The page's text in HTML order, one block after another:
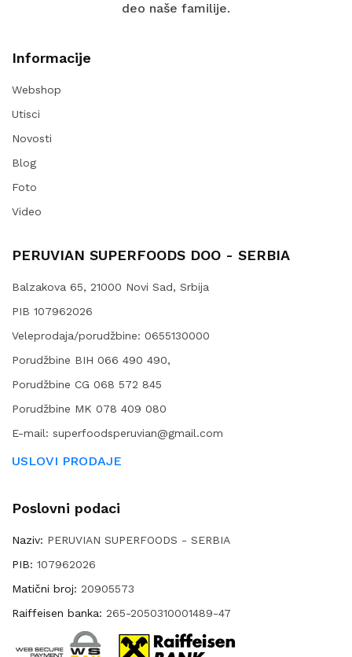
deo naše familije.
Informacije
Webshop
Utisci
Novosti
Blog
Foto
Video
PERUVIAN SUPERFOODS DOO - SERBIA
Balzakova 65, 21000 Novi Sad, Srbija
PIB 107962026
Veleprodaja/porudžbine: 0655130000
Porudžbine BIH 066 490 490,
Porudžbine CG 068 572 845
Porudžbine MK 078 409 080
E-mail: superfoodsperuvian@gmail.com
USLOVI PRODAJE
Poslovni podaci
Naziv: PERUVIAN SUPERFOODS - SERBIA
PIB: 107962026
Matični broj: 20905573
Raiffeisen banka: 265-2050310001489-47